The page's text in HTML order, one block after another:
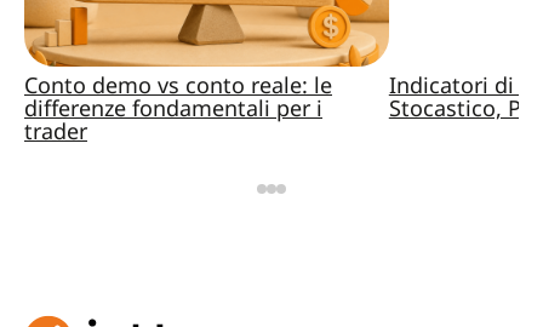
Conto demo vs conto reale: le
differenze fondamentali per i
trader
Indicatori di
Stocastico,